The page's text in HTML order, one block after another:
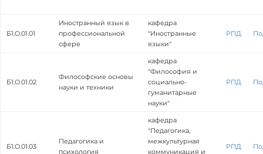
Б1.О.01.01
Иностранный язык в
профессиональной
сфере
кафедра
"Иностранные
языки"
РПД
Б1.О.01.02
Философские основы
науки и техники
кафедра
"Философия и
социально-
гуманитарные
науки"
РПД
Б1.О.01.03
Педагогика и
психология
кафедра
"Педагогика,
межкультурная
коммуникация и
РПД